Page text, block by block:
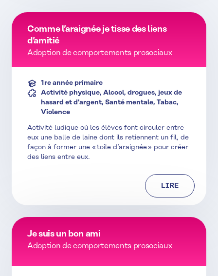
Comme l’araignée je tisse des liens
d’amitié
Adoption de comportements prosociaux
1re année primaire
Activité physique, Alcool, drogues, jeux de
hasard et d'argent, Santé mentale, Tabac,
Violence
Activité ludique où les élèves font circuler entre
eux une balle de laine dont ils retiennent un fil, de
façon à former une « toile d’araignée » pour créer
des liens entre eux.
LIRE
Je suis un bon ami
Adoption de comportements prosociaux